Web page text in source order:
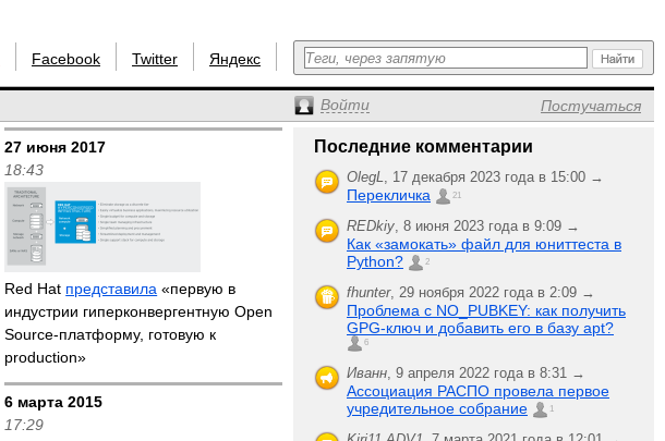
Facebook Twitter Яндекс
Войти Постучаться
27 июня 2017
18:43
Red Hat представила «первую в
индустрии гиперконвергентную Open
Source-платформу, готовую к
production»
6 марта 2015
17:29
Последние комментарии
OlegL, 17 декабря 2023 года в 15:00 →
Перекличка 21
REDkiy, 8 июня 2023 года в 9:09 →
Как «замокать» файл для юниттеста в
Python?
2
fhunter, 29 ноября 2022 года в 2:09 →
Проблема с NO_PUBKEY: как получить
GPG-ключ и добавить его в базу apt?
6
Иванн, 9 апреля 2022 года в 8:31 →
Ассоциация РАСПО провела первое
учредительное собрание
1